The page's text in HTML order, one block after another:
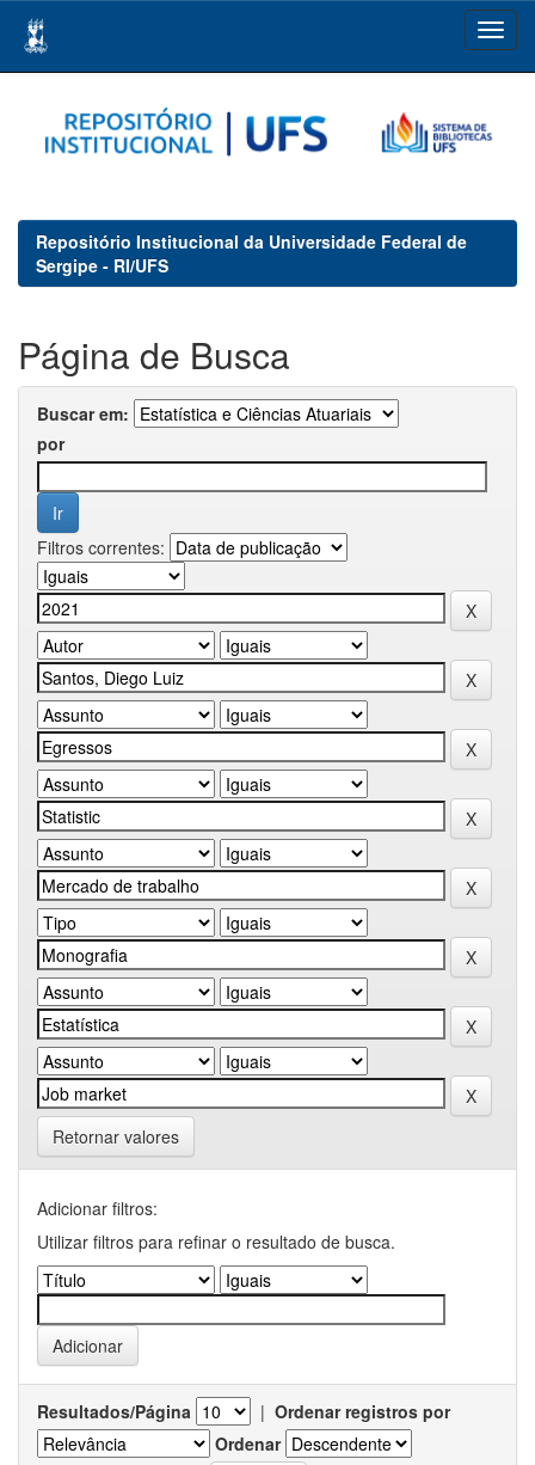
navigation
Repositório Institucional da Universidade Federal de
Sergipe - RI/UFS
Página de Busca
Buscar em:
por
Filtros correntes:
Retornar valores
Adicionar filtros:
Utilizar filtros para refinar o resultado de busca.
Resultados/Página | Ordenar registros por
Ordenar